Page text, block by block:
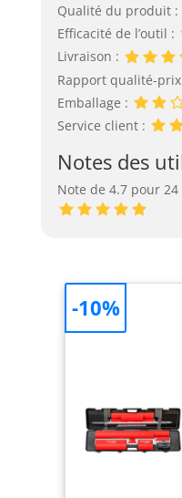
Qualité du produit :
Efficacité de l’outil :
Livraison :
Rapport qualité-
Emballage :
Service client :
Notes des
Note de 4.7 pour
-10%